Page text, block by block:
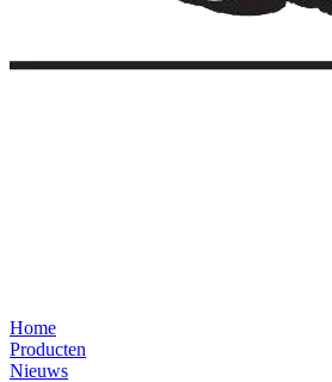
Home
Producten
Nieuws